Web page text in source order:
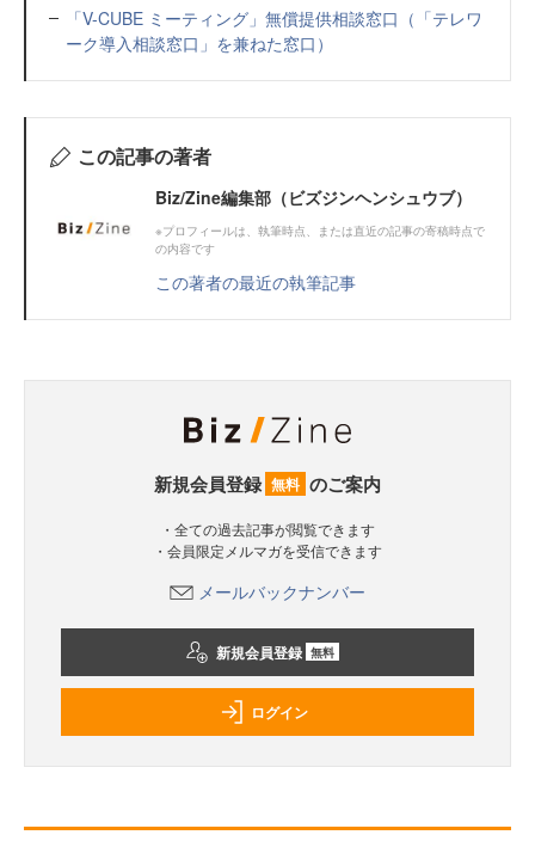
「V-CUBE ミーティング」無償提供相談窓口（「テレワ
ーク導入相談窓口」を兼ねた窓口）
この記事の著者
Biz/Zine編集部（ビズジンヘンシュウブ）
※プロフィールは、執筆時点、または直近の記事の寄稿時点で
の内容です
この著者の最近の執筆記事
新規会員登録 無料 のご案内
・全ての過去記事が閲覧できます
・会員限定メルマガを受信できます
メールバックナンバー
新規会員登録 無料
ログイン